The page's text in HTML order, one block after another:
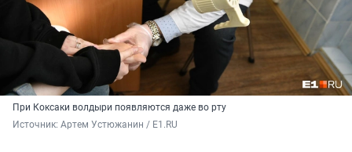
При Коксаки волдыри появляются даже во рту
Источник: Артем Устюжанин / E1.RU